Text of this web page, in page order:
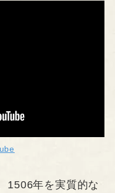
1506年を実質的な